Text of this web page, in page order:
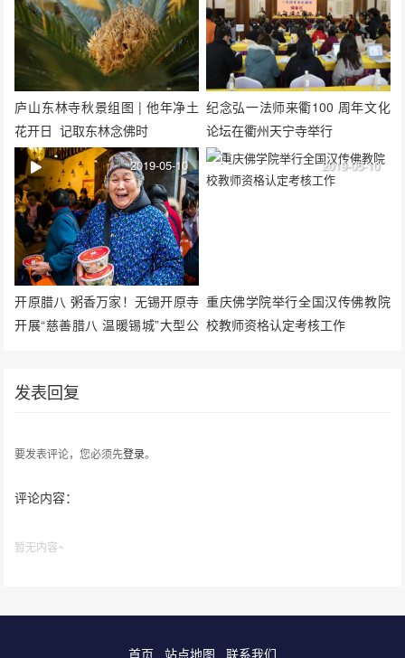
庐山东林寺秋景组图 | 他年净土
花开日 记取东林念佛时
纪念弘一法师来衢100 周年文化
论坛在衢州天宁寺举行
开原腊八 粥香万家！无锡开原寺
开展“慈善腊八 温暖锡城”大型公
2019-05-10
重庆佛学院举行全国汉传佛教院
校教师资格认定考核工作
2019-05-10
发表回复
要发表评论，您必须先登录。
评论内容：
暂无内容~
首页 站点地图 联系我们